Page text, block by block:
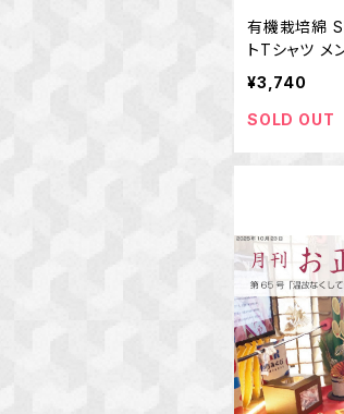
有機栽培綿
トTシャツ メ
一富士二鷹三
富士山 鷹 茄
クコットン
¥3,740
SOLD OUT